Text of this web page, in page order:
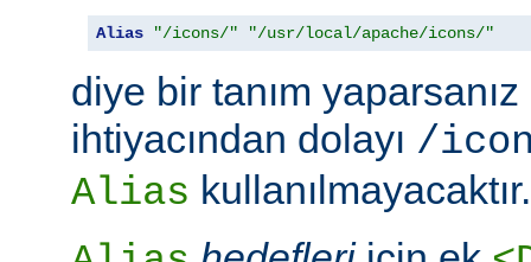
Alias "/icons/" "/usr/local/apache/icons/"
diye bir tanım
ihtiyacından dolayı /
Alias kullanılmayacaktır.